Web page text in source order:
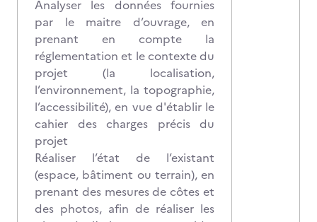
Analyser les données fournies
par le maitre d’ouvrage, en
prenant en compte la
réglementation et le contexte du
projet (la localisation,
l’environnement, la topographie,
l’accessibilité), en vue d'établir le
cahier des charges précis du
projet
Réaliser l’état de l’existant
(espace, bâtiment ou terrain), en
prenant des mesures de côtes et
des photos, afin de réaliser les